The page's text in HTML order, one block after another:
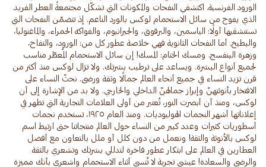
الورود الفرنسية. اكتشفي النفحات والمكونات التي تشكّل مجتمعةً العطر الفريد
الذي يفوح من سائل الاستحمام لوكس بالورد الناعم. إذ تتضمّن النفحات التي
تستنشقيها أولًا: الياسمين، والبرقوق، والجيرانيوم، والفواكه الحمراء، والماغنوليا،
والبطيخ. أما النفحات الثانوية فهي خلاصة عطور كل من: الورود، والتفاح،
وزهرة البنفسج. ومسك الختام: المسك! إن سائل الاستحمام المُعطّر مناسب
لجميع أنواع البشرة. ويساعد على ترطيب بشرتك. ولا تزال لوكس منذ أكثر من
قرن تزيد النساء في جميع أنحاء العالم جمالًا وثقة ورضى. نحثّ النساء على
الافتخار بأنوثتهنّ وإبراز جمالهنّ الداخلي والخارجي. ولا بد من الإشارة إلى أن
لوكس، ومنذ أن أبصرت النور، تُعتبر من أولى العلامات التجارية التي تظهر في
إعلاناتها أشهر النجمات الهوليوديات. ومنذ العام ١٩٢٥، تستخدم نجمات
أسطوريات كثيرات وعدد كبير من النساء حول العالم منتجاتنا حتى ارتبط اسم
لوكس بالأنوثة والثقة! ونعمل من دون كلل أو ملل بالتعاون مع أفضل
العطارين في العالم على ابتكار عطور فاخرة لتدللي بشرتك وتشعري بالثقة
والرضى والسعادة! عيشي تجربة لا تُنسى أثناء الاستحمام واشعري بأنك مميزة